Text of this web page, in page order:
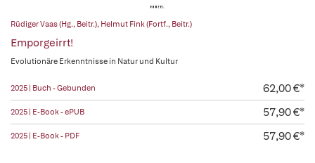
Rüdiger Vaas (Hg., Beitr.), Helmut Fink (Fortf., Beitr.)
Emporgeirrt!
Evolutionäre Erkenntnisse in Natur und Kultur
2025 | Buch - Gebunden 62,00 €*
2025 | E-Book - ePUB 57,90 €*
2025 | E-Book - PDF 57,90 €*